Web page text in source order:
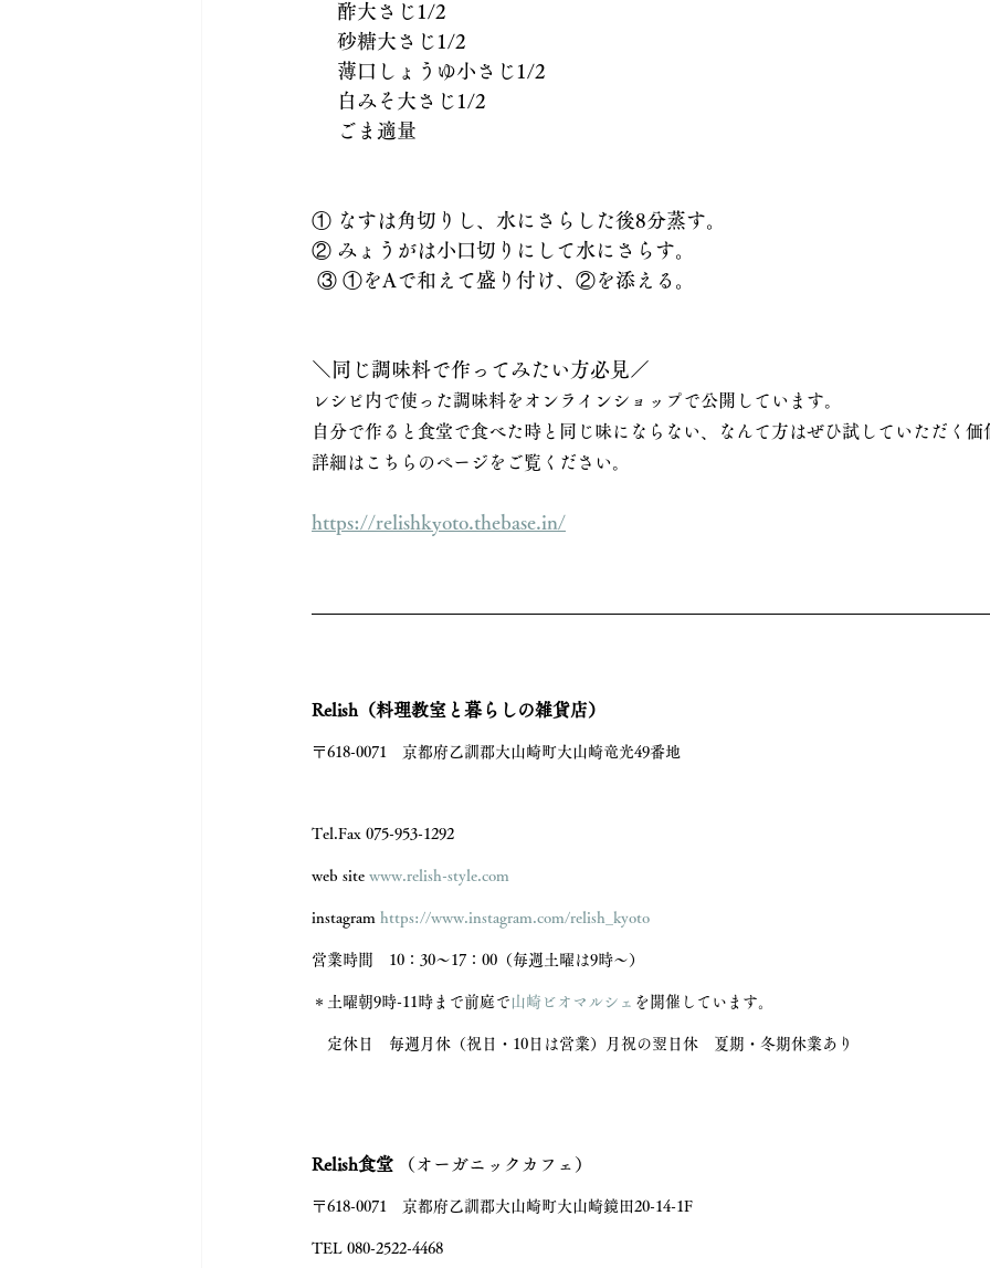
酢大さじ1/2
砂糖大さじ1/2
薄口しょうゆ小さじ1/2
白みそ大さじ1/2
ごま適量
① なすは角切りし、水にさらした後8分蒸す。
② みょうがは小口切りにして水にさらす。
③ ①をAで和えて盛り付け、②を添える。
＼同じ調味料で作ってみたい方必見／
レシピ内で使った調味料をオンラインショップで公開しています。
自分で作ると食堂で食べた時と同じ味にならない、なんて方はぜひ試していただく価
詳細はこちらのページをご覧ください。
https://relishkyoto.thebase.in/
Relish（料理教室と暮らしの雑貨店）
〒618-0071　京都府乙訓郡大山崎町大山崎竜光49番地
Tel.Fax 075-953-1292
web site www.relish-style.com
instagram https://www.instagram.com/relish_kyoto
営業時間　10：30～17：00（毎週土曜は9時～）
＊土曜朝9時-11時まで前庭で 山崎ビオマルシェ を開催しています。
定休日　毎週月休（祝日・10日は営業）月祝の翌日休　夏期・冬期休業あり
Relish食堂 （オーガニックカフェ）
〒618-0071　京都府乙訓郡大山崎町大山崎鏡田20-14-1F
TEL 080-2522-4468